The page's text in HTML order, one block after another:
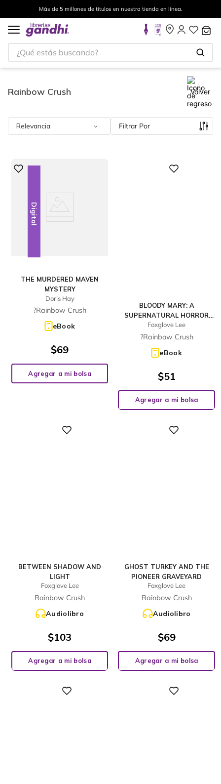
tienda en línea. Envíos a todo el mundo, para más
¿Qué estás buscando?
Rainbow Crush Volver
Relevancia Filtrar
Digital
THE MURDERED MAVEN
MYSTERY
Doris Hay
?Rainbow Crush
eBook
$69
Agregar a mi bolsa
BLOODY MARY: A
SUPERNATURAL HORROR
STORY
Foxglove Lee
?Rainbow Crush
eBook
$51
Agregar a mi bolsa
BETWEEN SHADOW AND
LIGHT
Foxglove Lee
Rainbow Crush
Audiolibro
$103
Agregar a mi bolsa
GHOST TURKEY AND THE
PIONEER GRAVEYARD
Foxglove Lee
Rainbow Crush
Audiolibro
$69
Agregar a mi bolsa